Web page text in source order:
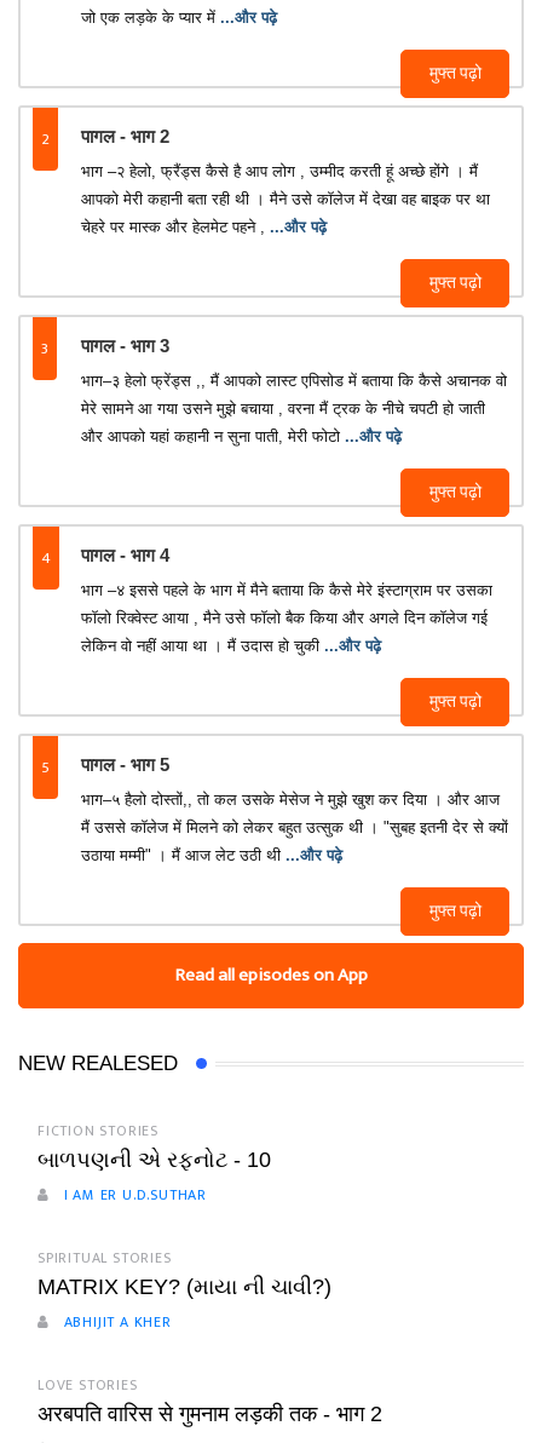
मुफ्त पढ़ो
जो एक लड़के के प्यार में ...और पढ़े
2 पागल - भाग 2
मुफ्त पढ़ो
भाग –२ हेलो, फ्रैंड्स कैसे है आप लोग , उम्मीद करती हूं अच्छे होंगे । मैं
आपको मेरी कहानी बता रही थी । मैने उसे कॉलेज में देखा वह बाइक पर था
चेहरे पर मास्क और हेलमेट पहने , ...और पढ़े
3 पागल - भाग 3
मुफ्त पढ़ो
भाग–३ हेलो फ्रेंड्स ,, मैं आपको लास्ट एपिसोड में बताया कि कैसे अचानक वो
मेरे सामने आ गया उसने मुझे बचाया , वरना मैं ट्रक के नीचे चपटी हो जाती
और आपको यहां कहानी न सुना पाती, मेरी फोटो ...और पढ़े
4 पागल - भाग 4
मुफ्त पढ़ो
भाग –४ इससे पहले के भाग में मैने बताया कि कैसे मेरे इंस्टाग्राम पर उसका
फॉलो रिक्वेस्ट आया , मैने उसे फॉलो बैक किया और अगले दिन कॉलेज गई
लेकिन वो नहीं आया था । मैं उदास हो चुकी ...और पढ़े
5 पागल - भाग 5
मुफ्त पढ़ो
भाग–५ हैलो दोस्तों,, तो कल उसके मेसेज ने मुझे खुश कर दिया । और आज
मैं उससे कॉलेज में मिलने को लेकर बहुत उत्सुक थी । "सुबह इतनी देर से क्यों
उठाया मम्मी" । मैं आज लेट उठी थी ...और पढ़े
Read all episodes on App
NEW REALESED
FICTION STORIES
બાળપણની એ રફનોટ - 10
I AM ER U.D.SUTHAR
SPIRITUAL STORIES
MATRIX KEY? (માયા ની ચાવી?)
ABHIJIT A KHER
LOVE STORIES
अरबपति वारिस से गुमनाम लड़की तक - भाग 2